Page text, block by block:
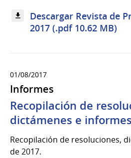
Descargar Revista de
2017 (.pdf 10.62 MB)
01/08/2017
Informes
Recopilación de
dictámenes e
Recopilación de resoluciones,
de 2017.